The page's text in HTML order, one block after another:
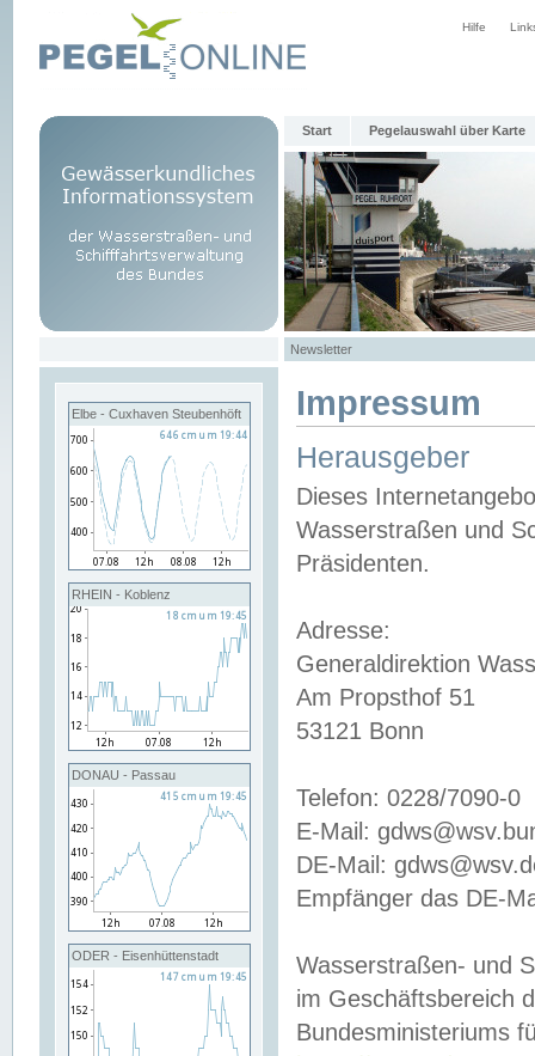
Hilfe
Start Pegelauswahl über Karte
Newsletter
Elbe - Cuxhaven Steubenhöft
RHEIN - Koblenz
DONAU - Passau
ODER - Eisenhüttenstadt
Impressum
Herausgeber
Dieses
Wasserstraßen und
Präsidenten.
Adresse:
Generaldirektion
Am Propsthof 51
53121 Bonn
Telefon: 0228/7090-0
E-Mail:
DE-Mail:
Empfänger das DE-
Wasserstraßen- und
im Geschäftsbereich
Bundesministeriums